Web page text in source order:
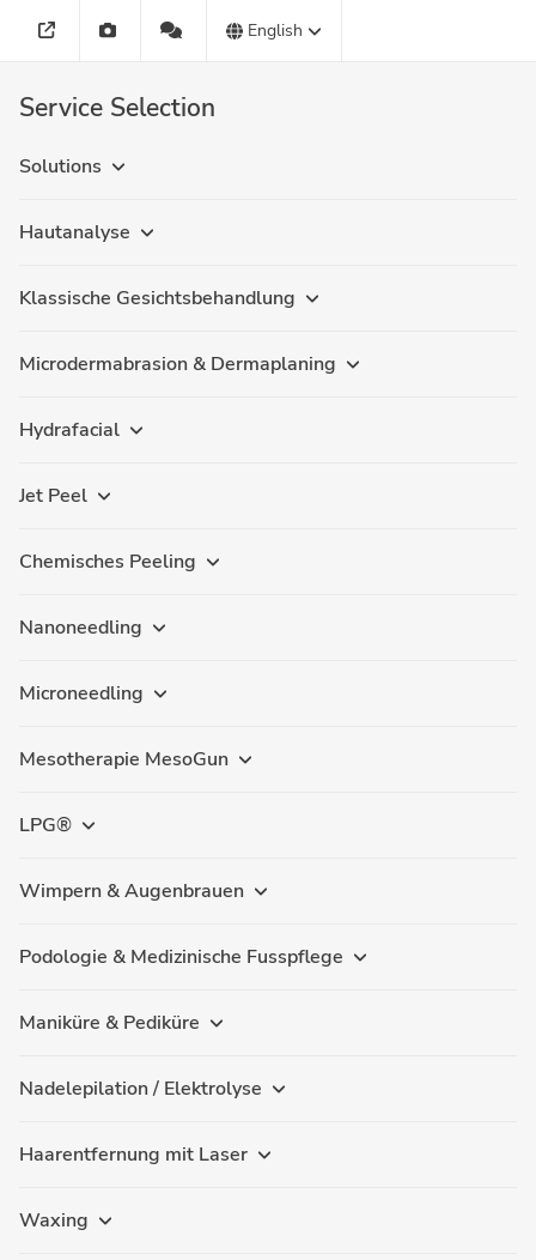
English
Service Selection
Solutions
Hautanalyse
Klassische Gesichtsbehandlung
Microdermabrasion & Dermaplaning
Hydrafacial
Jet Peel
Chemisches Peeling
Nanoneedling
Microneedling
Mesotherapie MesoGun
LPG®
Wimpern & Augenbrauen
Podologie & Medizinische Fusspflege
Maniküre & Pediküre
Nadelepilation / Elektrolyse
Haarentfernung mit Laser
Waxing